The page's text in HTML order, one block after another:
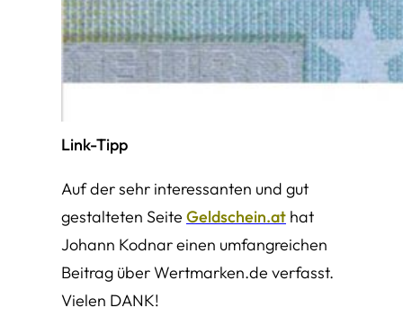
Link-Tipp
Auf der sehr interessanten und gut
gestalteten Seite Geldschein.at hat
Johann Kodnar einen umfangreichen
Beitrag über Wertmarken.de verfasst.
Vielen DANK!